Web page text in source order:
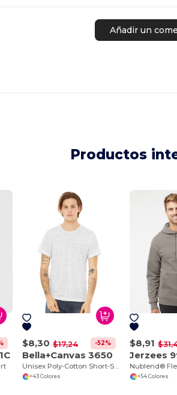
Añadir un
Productos
$8,30 $17,24 -52%
Bella+Canvas 3650
Unisex Poly-Cotton Short-Sleeve T-Shirt
+43 Colores
$8,91
Jerzees
+54 Colores